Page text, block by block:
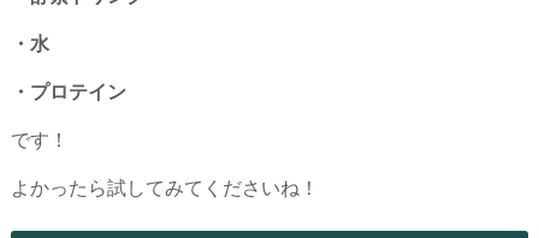
・水
・プロテイン
です！
よかったら試してみてくださいね！